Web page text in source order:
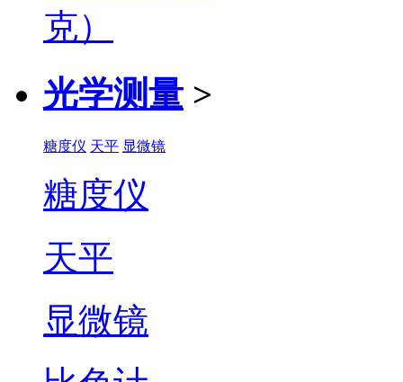
光学测量 >
糖度仪 天平 显微镜
糖度仪
天平
显微镜